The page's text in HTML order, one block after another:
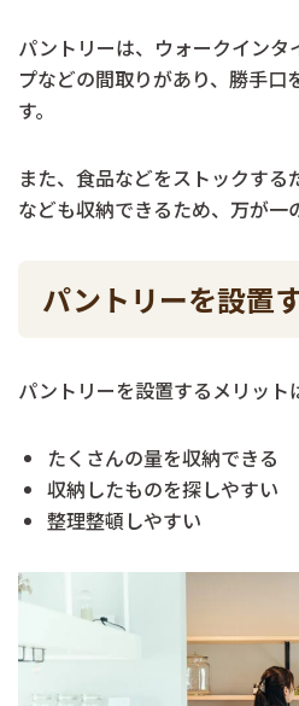
パントリーは、ウォークインタ
プなどの間取りがあり、勝手口
す。
また、食品などをストックす
なども収納できるため、万が一
パントリーを設置
パントリーを設置するメリット
たくさんの量を収納できる
収納したものを探しやすい
整理整頓しやすい